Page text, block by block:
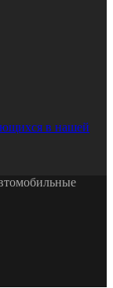
в нашей